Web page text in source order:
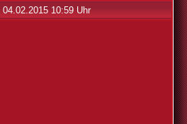
04.02.2015 10:59 Uhr